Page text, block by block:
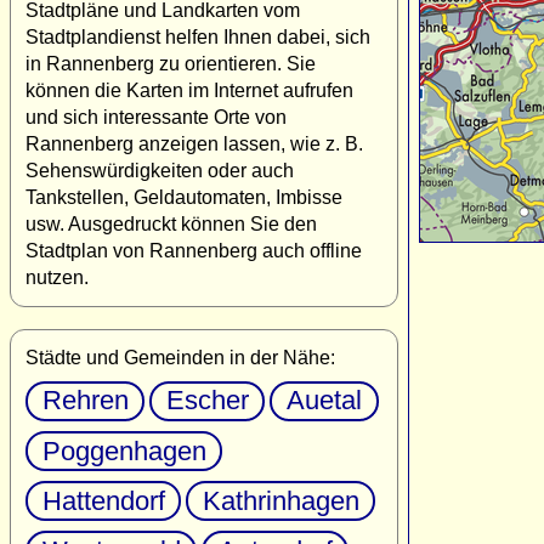
Stadtpläne und Landkarten vom
Stadtplandienst helfen Ihnen dabei, sich
in Rannenberg zu orientieren. Sie
können die Karten im Internet aufrufen
und sich interessante Orte von
Rannenberg anzeigen lassen, wie z. B.
Sehenswürdigkeiten oder auch
Tankstellen, Geldautomaten, Imbisse
usw. Ausgedruckt können Sie den
Stadtplan von Rannenberg auch offline
nutzen.
Städte und Gemeinden in der Nähe:
Rehren Escher
Auetal
Poggenhagen
Hattendorf
Kathrinhagen